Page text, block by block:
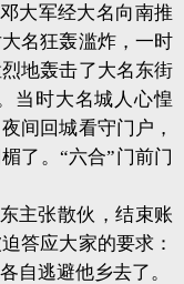
大军经大名向南推
名狂轰滥炸，一时
地轰击了大名东街
当时大名城人心惶
间回城看守门户，
了。“六合”门前门
主张散伙，结束账
答应大家的要求：
自逃避他乡去了。